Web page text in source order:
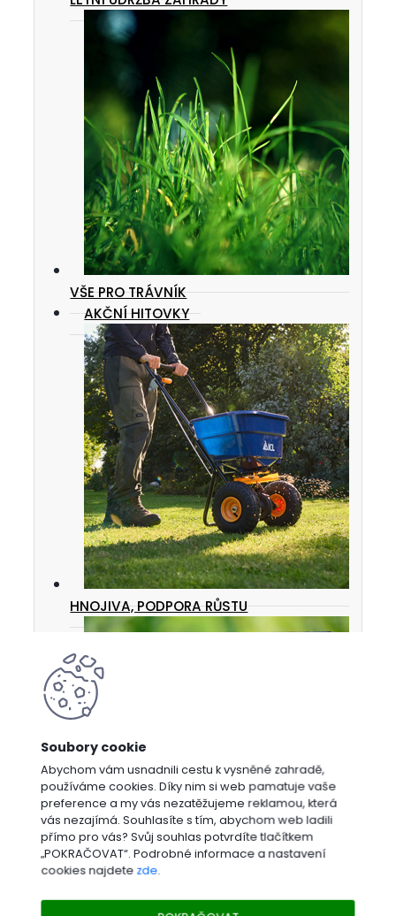
Abychom vám usnadnili cestu k vysněné zahradě,
používáme cookies. Díky nim si web pamatuje vaše
preference a my vás nezatěžujeme reklamou, která
vás nezajímá. Souhlasíte s tím, abychom web ladili
přímo pro vás? Svůj souhlas potvrdíte tlačítkem
„POKRAČOVAT“. Podrobné informace a nastavení
cookies najdete zde
VŠE PRO TRÁVNÍK
AKČNÍ HITOVKY
HNOJIVA, PODPORA RŮSTU
OCHRANA ROSTLIN